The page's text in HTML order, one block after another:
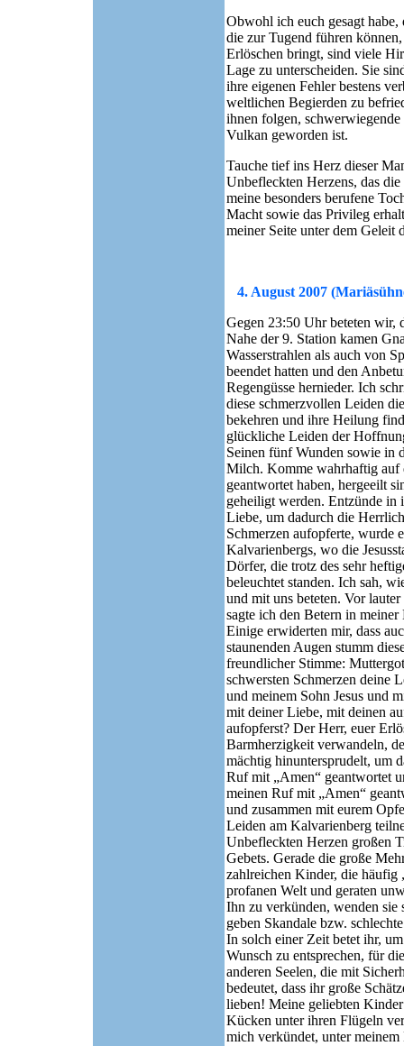
Obwohl ich euch gesagt
die zur Tugend führen
Erlöschen bringt, sind viele
Lage zu unterscheiden. Sie
ihre eigenen Fehler bestens
weltlichen Begierden zu
ihnen folgen,
Vulkan geworden ist.
Tauche tief ins Herz dieser
Unbefleckten Herzens, das
meine besonders berufene
Macht sowie das Privileg
meiner Seite unter dem
4. August 2007
Gegen 23:50 Uhr beteten wir,
Nahe der 9. Station kamen
Wasserstrahlen als auch von
beendet hatten und den
Regengüsse hernieder. Ich
diese schmerzvollen Leiden
bekehren und ihre Heilung
glückliche Leiden der
Seinen fünf Wunden sowie in
Milch. Komme wahrhaftig auf
geantwortet haben, hergeeilt
geheiligt werden. Entzünde in
Liebe, um dadurch die
Schmerzen aufopferte, wurde
Kalvarienbergs, wo die
Dörfer, die trotz des sehr
beleuchtet standen. Ich sah,
und mit uns beteten. Vor
sagte ich den Betern in
Einige erwiderten mir, dass
staunenden Augen stumm
freundlicher Stimme:
schwersten Schmerzen deine
und meinem Sohn Jesus und
mit deiner Liebe, mit deinen
aufopferst? Der Herr, euer
Barmherzigkeit verwandeln,
mächtig hinuntersprudelt, um
Ruf mit „Amen“ geantwortet
meinen Ruf mit „Amen“
und zusammen mit eurem
Leiden am Kalvarienberg
Unbefleckten Herzen großen
Gebets. Gerade die große
zahlreichen Kinder, die häufig
profanen Welt und geraten
Ihn zu verkünden, wenden sie
geben Skandale bzw.
In solch einer Zeit betet ihr,
Wunsch zu entsprechen, für
anderen Seelen, die mit
bedeutet, dass ihr große
lieben! Meine geliebten
Kücken unter ihren Flügeln
mich verkündet, unter